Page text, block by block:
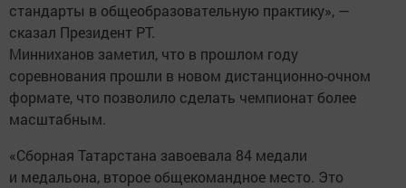
стандарты в общеобразовательную практику», —
сказал Президент РТ.
Минниханов заметил, что в прошлом году
соревнования прошли в новом дистанционно-очном
формате, что позволило сделать чемпионат более
масштабным.
«Сборная Татарстана завоевала 84 медали
и медальона, второе общекомандное место. Это